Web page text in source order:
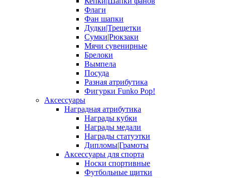
Флаги
Фан шапки
Дудки|Трещетки
Сумки|Рюкзаки
Мячи сувенирные
Брелоки
Вымпела
Посуда
Разная атрибутика
Фигурки Funko Pop!
Аксессуары
Наградная атрибутика
Награды кубки
Награды медали
Награды статуэтки
Дипломы|Грамоты
Аксессуары для спорта
Носки спортивные
Футбольные щитки